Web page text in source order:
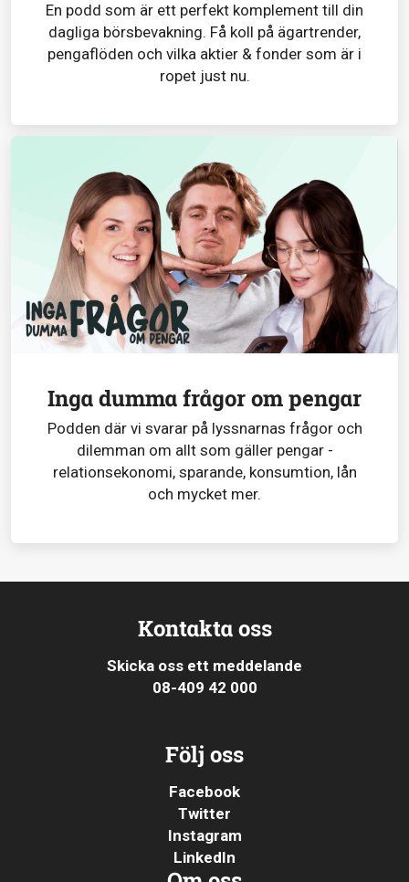
En podd som är ett perfekt komplement till din
dagliga börsbevakning. Få koll på ägartrender,
pengaflöden och vilka aktier & fonder som är i
ropet just nu.
Inga dumma frågor om pengar
Podden där vi svarar på lyssnarnas frågor och
dilemman om allt som gäller pengar -
relationsekonomi, sparande, konsumtion, lån
och mycket mer.
Kontakta oss
Skicka oss ett meddelande
08-409 42 000
Följ oss
Facebook
Twitter
Instagram
LinkedIn